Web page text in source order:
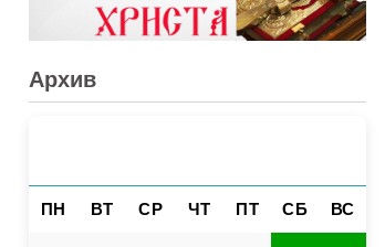
Архив
ПН ВТ СР ЧТ ПТ СБ ВС